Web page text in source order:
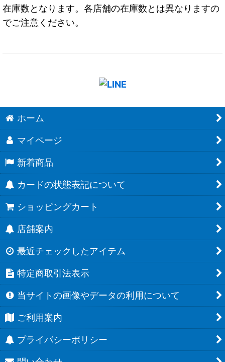
在庫数となります。各店舗の在庫数とは異なりますの
でご注意ください。
ホーム
マイページ
新着商品
カードの状態表記について
ショッピングカート
店舗案内
最近チェックしたアイテム
特定商取引法表示
当サイトの画像やデータの利用について
ご利用案内
プライバシーポリシー